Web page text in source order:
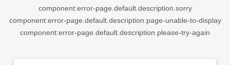
component:error-page.default.description.sorry
component:error-page.default.description.page-unable-to-display
component:error-page.default.description.please-try-again